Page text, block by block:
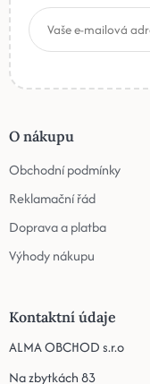
O nákupu
Obchodní podmínky
Reklamační řád
Doprava a platba
Výhody nákupu
Kontaktní údaje
ALMA OBCHOD s.r.o
Na zbytkách 83